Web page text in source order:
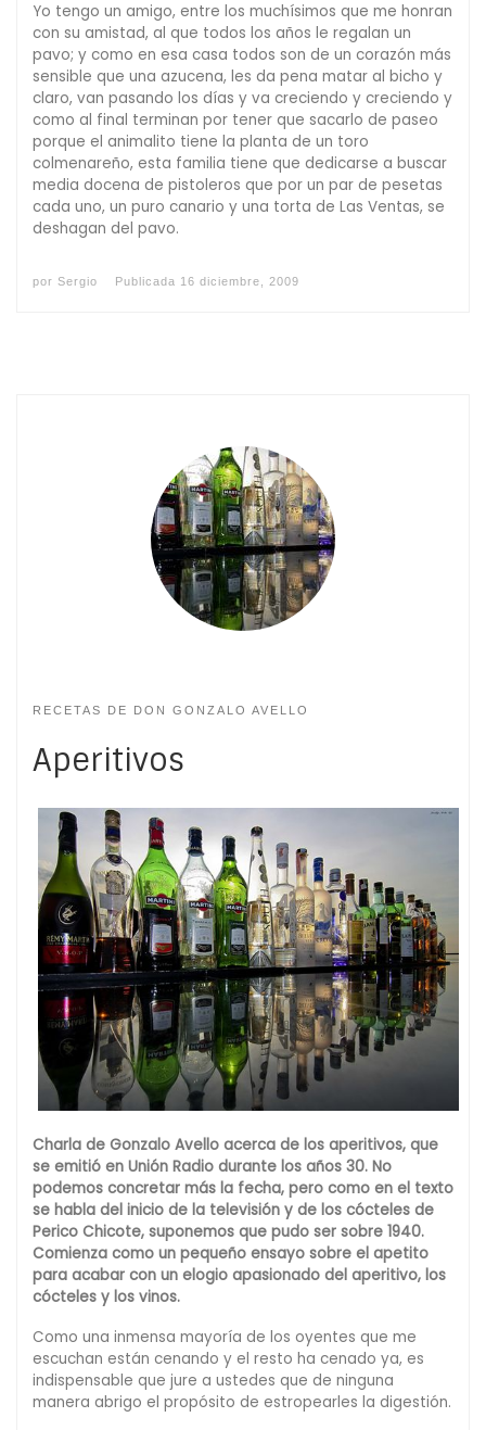
Yo tengo un amigo, entre los muchísimos que me honran
con su amistad, al que todos los años le regalan un
pavo; y como en esa casa todos son de un corazón más
sensible que una azucena, les da pena matar al bicho y
claro, van pasando los días y va creciendo y creciendo y
como al final terminan por tener que sacarlo de paseo
porque el animalito tiene la planta de un toro
colmenareño, esta familia tiene que dedicarse a buscar
media docena de pistoleros que por un par de pesetas
cada uno, un puro canario y una torta de Las Ventas, se
deshagan del pavo.
por Sergio Publicada 16 diciembre, 2009
RECETAS DE DON GONZALO AVELLO
Aperitivos
Charla de Gonzalo Avello acerca de los aperitivos, que
se emitió en Unión Radio durante los años 30. No
podemos concretar más la fecha, pero como en el texto
se habla del inicio de la televisión y de los cócteles de
Perico Chicote, suponemos que pudo ser sobre 1940.
Comienza como un pequeño ensayo sobre el apetito
para acabar con un elogio apasionado del aperitivo, los
cócteles y los vinos.
Como una inmensa mayoría de los oyentes que me
escuchan están cenando y el resto ha cenado ya, es
indispensable que jure a ustedes que de ninguna
manera abrigo el propósito de estropearles la digestión.